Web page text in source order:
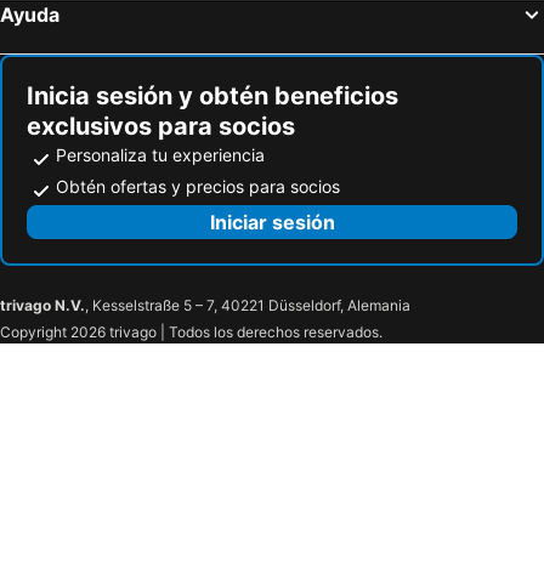
Ayuda
Inicia sesión y obtén beneficios
exclusivos para socios
Personaliza tu experiencia
Obtén ofertas y precios para socios
Iniciar sesión
trivago N.V., Kesselstraße 5 – 7, 40221 Düsseldorf, Alemania
Copyright 2026 trivago | Todos los derechos reservados.